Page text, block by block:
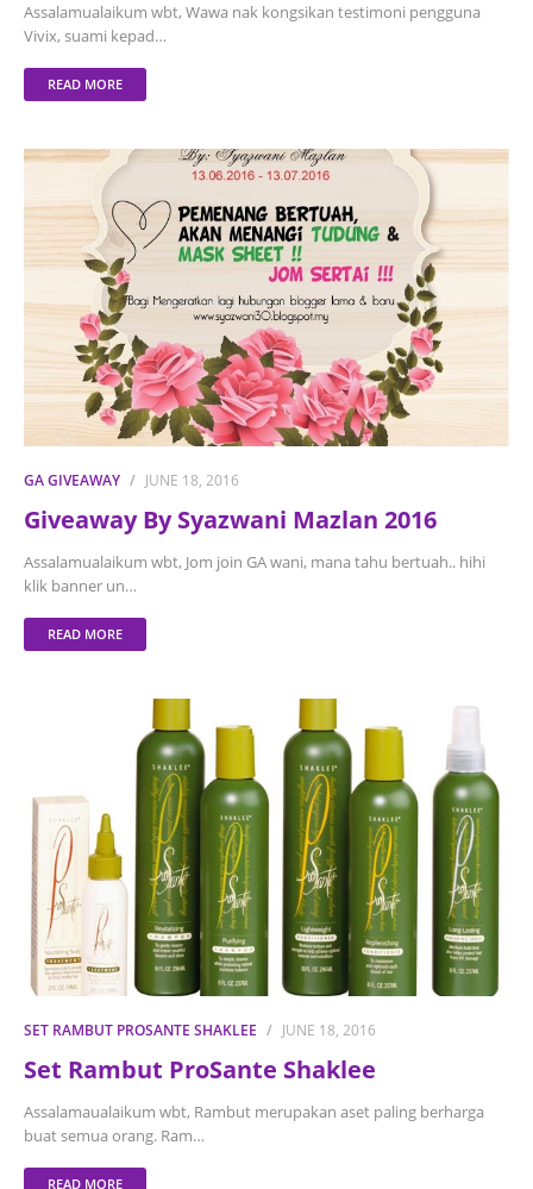
Assalamualaikum wbt, Wawa nak kongsikan testimoni pengguna
Vivix, suami kepad…
READ MORE
GA GIVEAWAY JUNE 18, 2016
Giveaway By Syazwani Mazlan 2016
Assalamualaikum wbt, Jom join GA wani, mana tahu bertuah.. hihi
klik banner un…
READ MORE
SET RAMBUT PROSANTE SHAKLEE JUNE 18, 2016
Set Rambut ProSante Shaklee
Assalamaualaikum wbt, Rambut merupakan aset paling berharga
buat semua orang. Ram…
READ MORE